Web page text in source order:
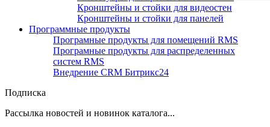
Кронштейны и стойки для видеостен
Кронштейны и стойки для панелей
Программные продукты
Програмные продукты для помещений RMS
Програмные продукты для распределенных
систем RMS
Внедрение CRM Битрикс24
Подписка
Рассылка новостей и новинок каталога...